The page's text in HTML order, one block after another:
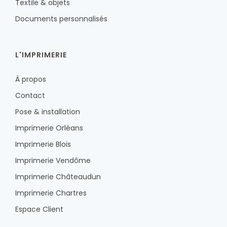
Textile & objets
Documents personnalisés
L'IMPRIMERIE
À propos
Contact
Pose & installation
Imprimerie Orléans
Imprimerie Blois
Imprimerie Vendôme
Imprimerie Châteaudun
Imprimerie Chartres
Espace Client